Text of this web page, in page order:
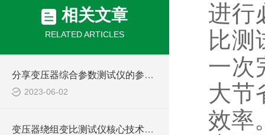
相关文章
RELATED ARTICLES
分享变压器综合参数测试仪的参数输入技巧
2023-06-02
变压器绕组变比测试仪核心技术解析：如何通过高精度电压测量实现匝比误差检测？
进行
比测
一次
大节
效率